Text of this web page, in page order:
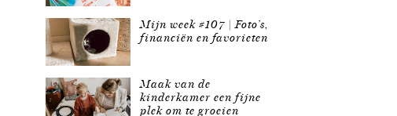
Mijn week #107 | Foto’s,
financiën en favorieten
Maak van de
kinderkamer een fijne
plek om te groeien